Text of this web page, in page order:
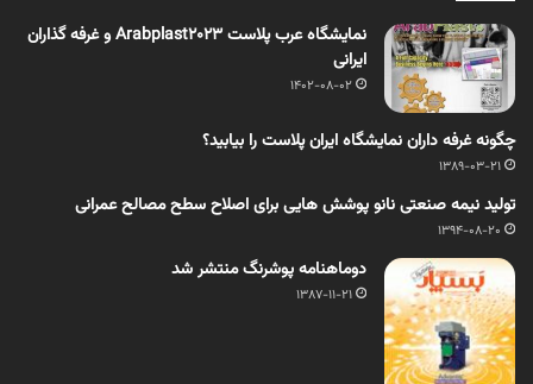
نمایشگاه عرب پلاست Arabplast2023 و غرفه گذاران
ایرانی
1402-08-02
چگونه غرفه داران نمایشگاه ایران پلاست را بیابید؟
1389-03-21
تولید نیمه صنعتی نانو پوشش هایی برای اصلاح سطح مصالح عمرانی
1394-08-20
دوماهنامه پوشرنگ منتشر شد
1387-11-21